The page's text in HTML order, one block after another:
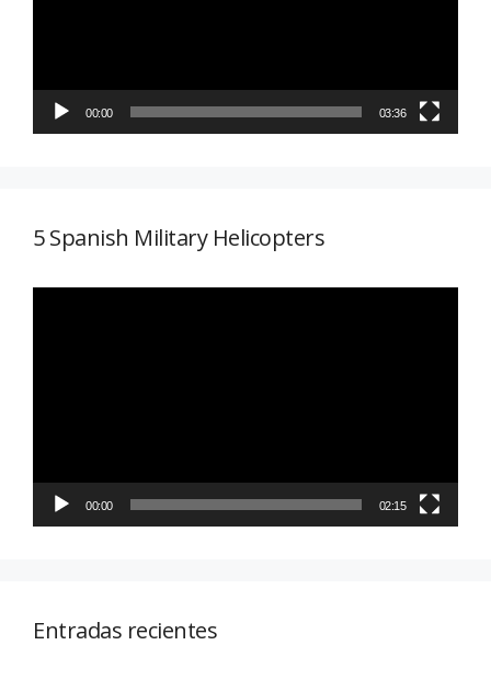
00:00 03:36
5 Spanish Military Helicopters
00:00 02:15
Entradas recientes